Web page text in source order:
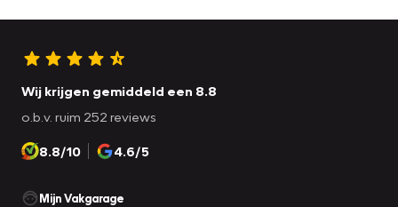
Wij krijgen gemiddeld een 8.8
o.b.v. ruim 252 reviews
8.8/10 4.6/5
Mijn Vakgarage